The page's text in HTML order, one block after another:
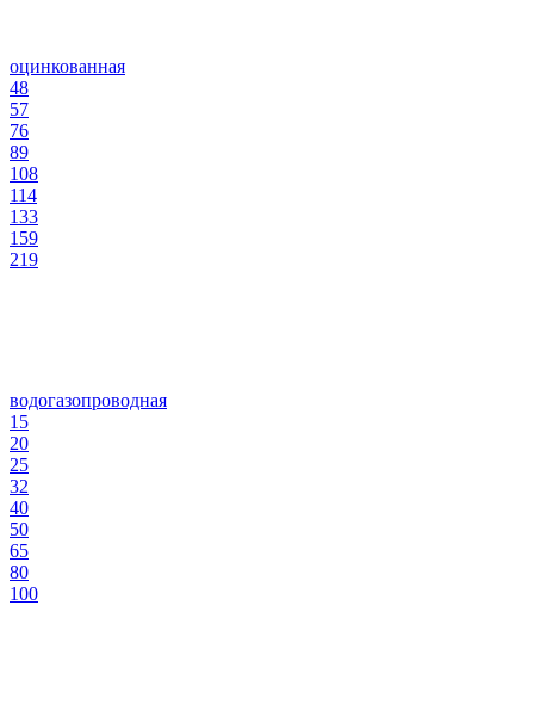
оцинкованная
48
57
76
89
108
114
133
159
219
водогазопроводная
15
20
25
32
40
50
65
80
100